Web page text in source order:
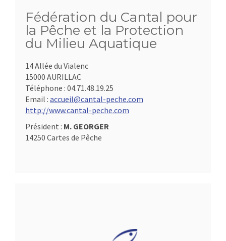
Fédération du Cantal pour
la Pêche et la Protection
du Milieu Aquatique
14 Allée du Vialenc
15000 AURILLAC
Téléphone : 04.71.48.19.25
Email : accueil@cantal-peche.com
http://www.cantal-peche.com
Président : M. GEORGER
14250 Cartes de Pêche